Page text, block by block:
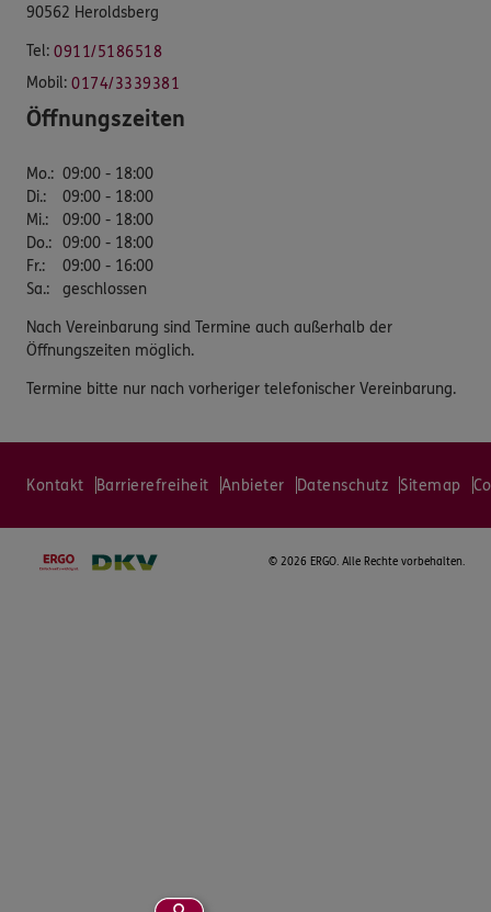
90562 Heroldsberg
Tel: 0911/5186518
Mobil: 0174/3339381
Öffnungszeiten
Mo.: 09:00 - 18:00
Di.:
09:00 - 18:00
Mi.:
09:00 - 18:00
Do.: 09:00 - 18:00
Fr.:
09:00 - 16:00
Sa.: geschlossen
Nach Vereinbarung sind Termine auch außerhalb der
Öffnungszeiten möglich.
Termine bitte nur nach vorheriger telefonischer Vereinbarung.
Kontakt Barrierefreiheit Anbieter Datenschutz Sitemap
© 2026 ERGO. Alle Rechte vorbehalten.